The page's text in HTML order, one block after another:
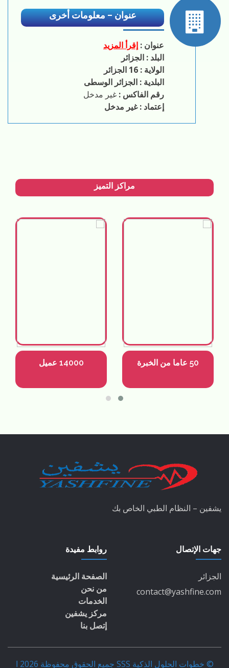
عنوان – معلومات أخرى
عنوان : إقرأ المزيد
البلد : الجزائر
الولاية :
البلدية : الجزائر الوسطى
رقم الفاكس : غير مدخل
إعتماد :غير مدخل
مراكز التميز
50 عاما من الخبرة 14000 عميل
يشفين – النظام الطبي الخاص بك
روابط مفيدة
الصفحة الرئيسية
من نحن
الخدمات
مركز يشفين
إتصل بنا
جهات الإتصال
الجزائر
contact@yashfine.com
© خطوات الحلول الذكية SSS جميع الحقوق محفوظة 2026 ا